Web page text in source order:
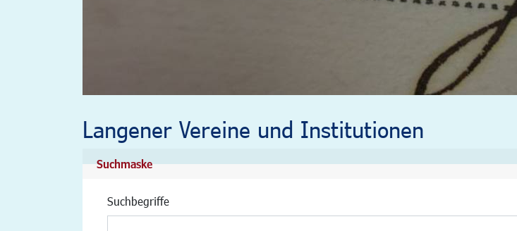
Langener Vereine und Institutionen
Suchmaske
Suchbegriffe